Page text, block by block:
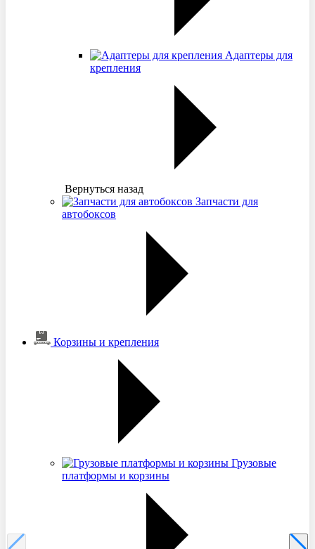
Адаптеры для
крепления
Вернуться назад
Запчасти для
автобоксов
Корзины и крепления
Грузовые
платформы и корзины